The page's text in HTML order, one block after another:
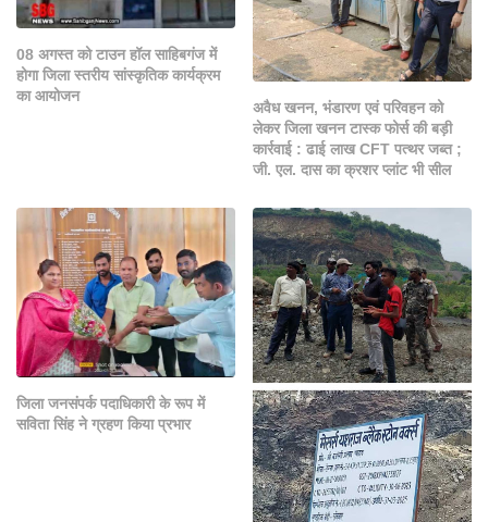
08 अगस्त को टाउन हॉल साहिबगंज में
होगा जिला स्तरीय सांस्कृतिक कार्यक्रम
का आयोजन
अवैध खनन, भंडारण एवं परिवहन को
लेकर जिला खनन टास्क फोर्स की बड़ी
कार्रवाई : ढाई लाख CFT पत्थर जब्त ;
जी. एल. दास का क्रशर प्लांट भी सील
जिला जनसंपर्क पदाधिकारी के रूप में
सविता सिंह ने ग्रहण किया प्रभार